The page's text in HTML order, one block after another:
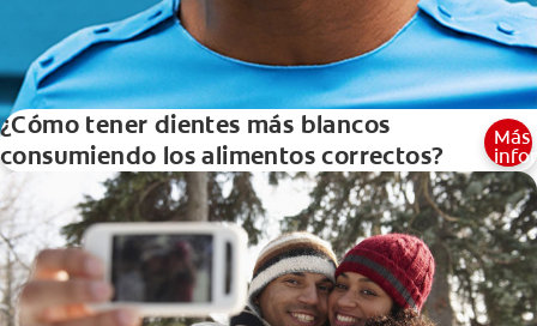
¿Cómo tener dientes más blancos
consumiendo los alimentos correctos?
Más